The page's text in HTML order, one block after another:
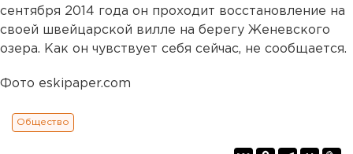
сентября 2014 года он проходит восстановление на
своей швейцарской вилле на берегу Женевского
озера. Как он чувствует себя сейчас, не сообщается.
Фото eskipaper.com
Общество